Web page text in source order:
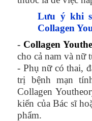
Lưu ý khi
Collagen
- Collagen
cho cả nam và nữ
- Phụ nữ có thai,
trị bệnh mạn
Collagen
kiến của Bác sĩ
phẩm.